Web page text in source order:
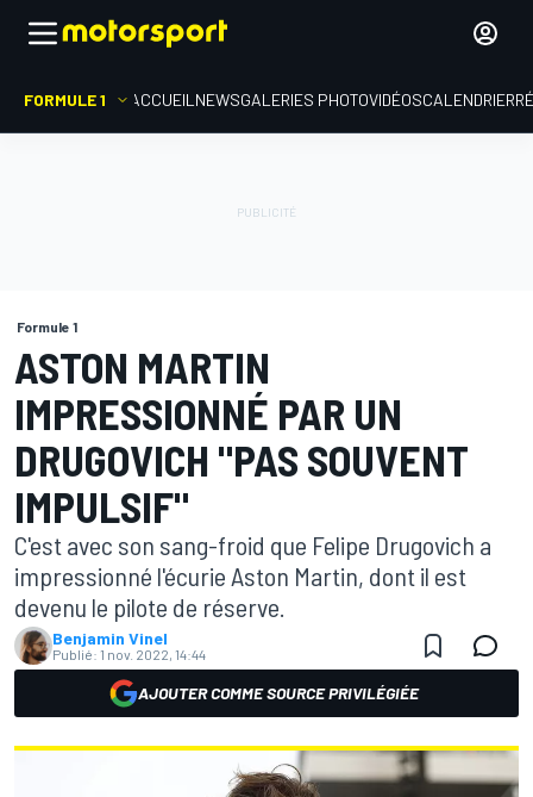
FORMULE 1 ACCUEIL NEWSGALERIES PHOTOVIDÉOSCALENDRIER
Formule 1
ASTON MARTIN
IMPRESSIONNÉ PAR UN
DRUGOVICH "PAS SOUVENT
IMPULSIF"
C'est avec son sang-froid que Felipe Drugovich a
impressionné l'écurie Aston Martin, dont il est
devenu le pilote de réserve.
Benjamin Vinel
Publié: 1 nov. 2022, 14:44
AJOUTER COMME SOURCE PRIVILÉGIÉE